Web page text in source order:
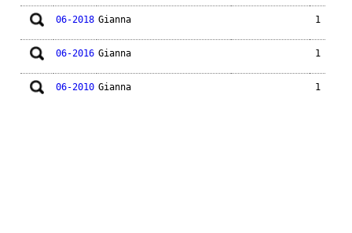
06-2018 Gianna 1
06-2016 Gianna 1
06-2010 Gianna 1